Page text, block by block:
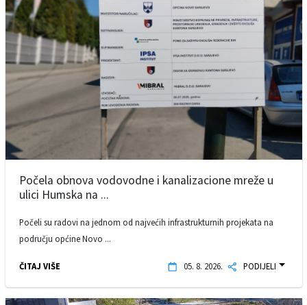
Počela obnova vodovodne i kanalizacione mreže u
ulici Humska na ...
Počeli su radovi na jednom od najvećih infrastrukturnih projekata na
području općine Novo ...
ČITAJ VIŠE 05. 8. 2026. PODIJELI